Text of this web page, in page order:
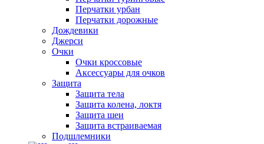
Перчатки урбан
Перчатки дорожные
Дождевики
Джерси
Очки
Очки кроссовые
Аксессуары для очков
Защита
Защита тела
Защита колена, локтя
Защита шеи
Защита встраиваемая
Подшлемники